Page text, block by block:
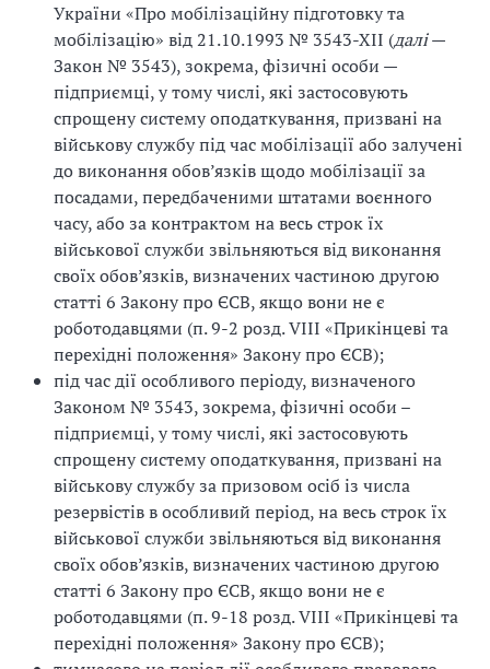
України «Про мобілізаційну підготовку та
мобілізацію» від 21.10.1993 № 3543-ХІІ (далі—
Закон № 3543), зокрема, фізичні особи —
підприємці, у тому числі, які застосовують
спрощену систему оподаткування, призвані на
військову службу під час мобілізації або залучені
до виконання обов’язків щодо мобілізації за
посадами, передбаченими штатами воєнного
часу, або за контрактом на весь строк їх
військової служби звільняються від виконання
своїх обов’язків, визначених частиною другою
статті 6 Закону про ЄСВ, якщо вони не є
роботодавцями (п. 9-2 розд. VIII «Прикінцеві та
перехідні положення» Закону про ЄСВ);
під час дії особливого періоду, визначеного
Законом № 3543, зокрема, фізичні особи –
підприємці, у тому числі, які застосовують
спрощену систему оподаткування, призвані на
військову службу за призовом осіб із числа
резервістів в особливий період, на весь строк їх
військової служби звільняються від виконання
своїх обов’язків, визначених частиною другою
статті 6 Закону про ЄСВ, якщо вони не є
роботодавцями (п. 9-18 розд. VIII «Прикінцеві та
перехідні положення» Закону про ЄСВ);